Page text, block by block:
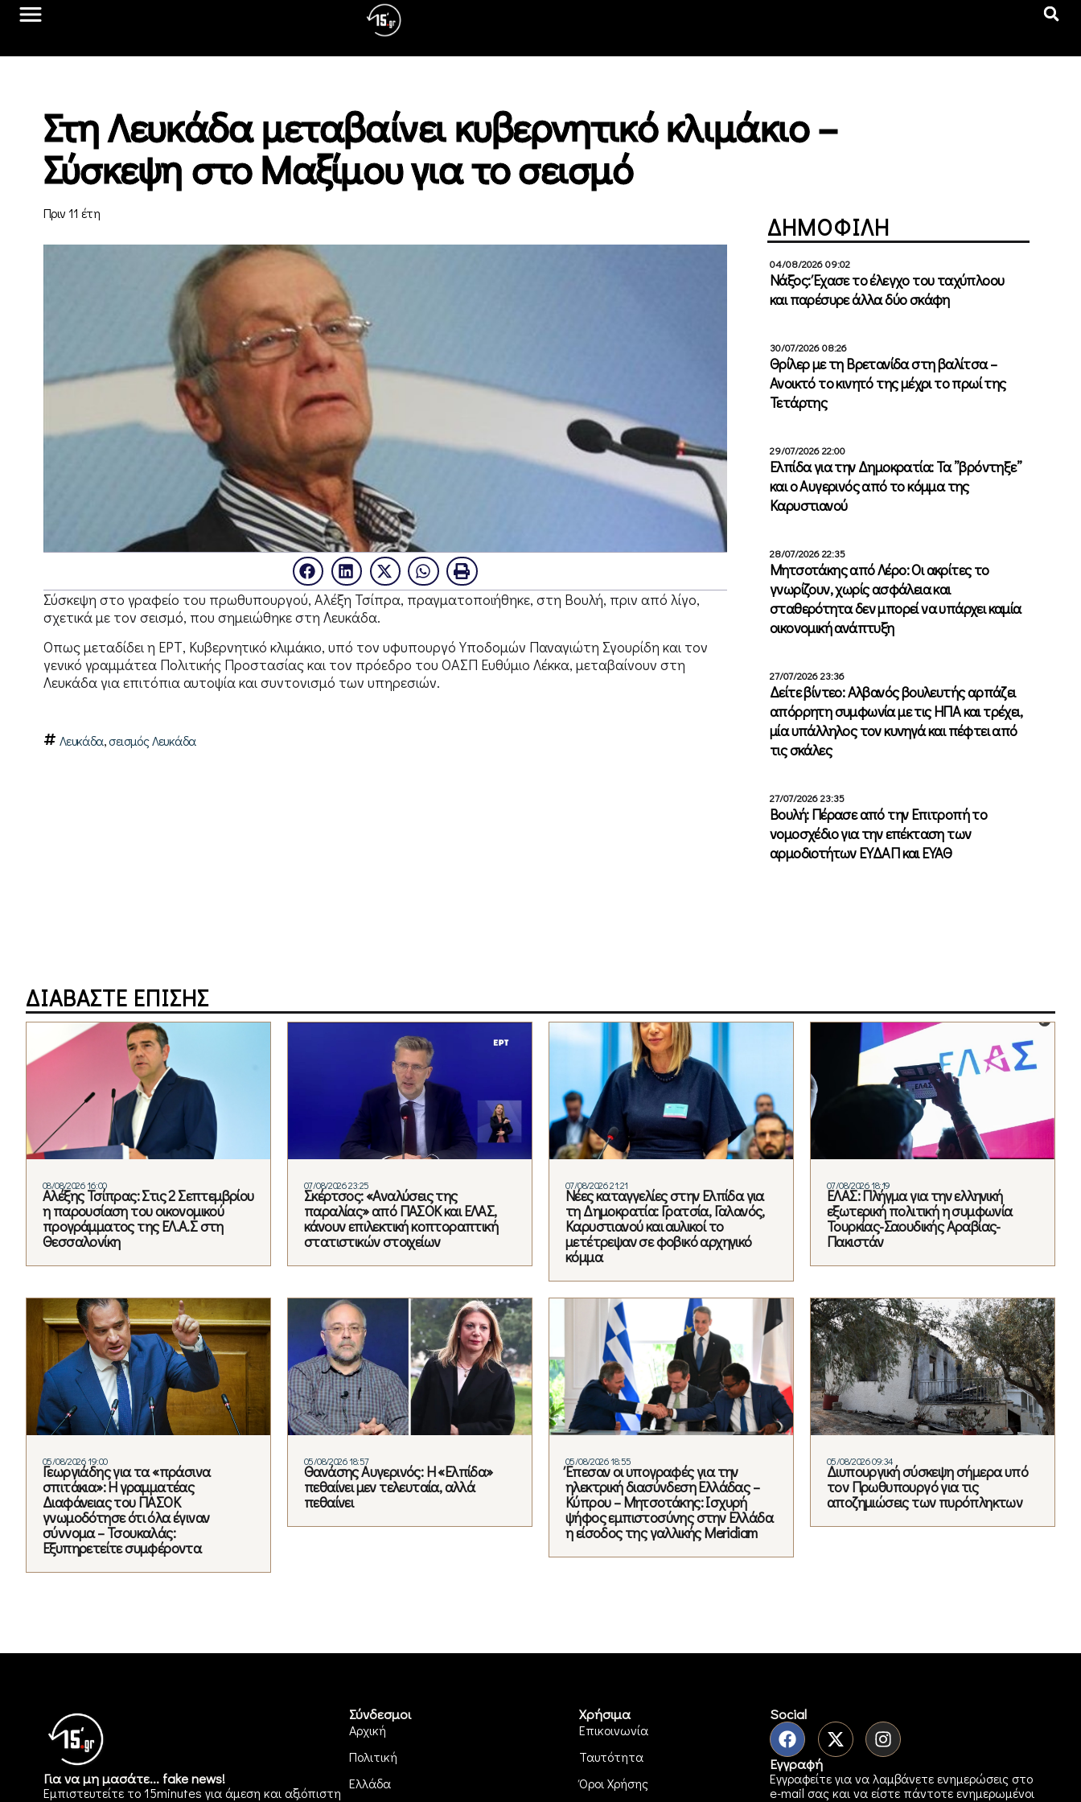
Στη Λευκάδα μεταβαίνει κυβερνητικό κλιμάκιο –
Σύσκεψη στο Μαξίμου για το σεισμό
Πριν 11 έτη
Σύσκεψη στο γραφείο του πρωθυπουργού, Αλέξη Τσίπρα, πραγματοποιήθηκε, στη Βουλή, πριν από λίγο,
σχετικά με τον σεισμό, που σημειώθηκε στη Λευκάδα.
Οπως μεταδίδει η ΕΡΤ, Κυβερνητικό κλιμάκιο, υπό τον υφυπουργό Υποδομών Παναγιώτη Σγουρίδη και τον
γενικό γραμμάτεα Πολιτικής Προστασίας και τον πρόεδρο του ΟΑΣΠ Ευθύμιο Λέκκα, μεταβαίνουν στη
Λευκάδα για επιτόπια αυτοψία και συντονισμό των υπηρεσιών.
Λευκάδα,σεισμός Λευκάδα
ΔΗΜΟΦΙΛΗ
04/08/2026 09:02
Νάξος: Έχασε το έλεγχο του ταχύπλοου
και παρέσυρε άλλα δύο σκάφη
30/07/2026 08:26
Θρίλερ με τη Βρετανίδα στη βαλίτσα –
Ανοικτό το κινητό της μέχρι το πρωί της
Τετάρτης
29/07/2026 22:00
Ελπίδα για την Δημοκρατία: Τα ”βρόντηξε”
και ο Αυγερινός από το κόμμα της
Καρυστιανού
28/07/2026 22:35
Μητσοτάκης από Λέρο: Οι ακρίτες το
γνωρίζουν, χωρίς ασφάλεια και
σταθερότητα δεν μπορεί να υπάρχει καμία
οικονομική ανάπτυξη
27/07/2026 23:36
Δείτε βίντεο: Αλβανός βουλευτής αρπάζει
απόρρητη συμφωνία με τις ΗΠΑ και τρέχει,
μία υπάλληλος τον κυνηγά και πέφτει από
τις σκάλες
27/07/2026 23:35
Βουλή: Πέρασε από την Επιτροπή το
νομοσχέδιο για την επέκταση των
αρμοδιοτήτων ΕΥΔΑΠ και ΕΥΑΘ
ΔΙΑΒΑΣΤΕ ΕΠΙΣΗΣ
08/08/2026 16:00
Αλέξης Τσίπρας: Στις 2 Σεπτεμβρίου
η παρουσίαση του οικονομικού
προγράμματος της ΕΛ.Α.Σ στη
Θεσσαλονίκη
07/08/2026 23:25
Σκέρτσος: «Αναλύσεις της
παραλίας» από ΠΑΣΟΚ και ΕΛΑΣ,
κάνουν επιλεκτική κοπτοραπτική
στατιστικών στοιχείων
07/08/2026 21:21
Νέες καταγγελίες στην Ελπίδα για
τη Δημοκρατία: Γρατσία, Γαλανός,
Καρυστιανού και αυλικοί το
μετέτρεψαν σε φοβικό αρχηγικό
κόμμα
07/08/2026 18:19
ΕΛΑΣ: Πλήγμα για την ελληνική
εξωτερική πολιτική η συμφωνία
Τουρκίας-Σαουδικής Αραβίας-
Πακιστάν
05/08/2026 19:00
Γεωργιάδης για τα «πράσινα
σπιτάκια»: Η γραμματέας
Διαφάνειας του ΠΑΣΟΚ
γνωμοδότησε ότι όλα έγιναν
σύννομα – Τσουκαλάς:
Εξυπηρετείτε συμφέροντα
05/08/2026 18:57
Θανάσης Αυγερινός: Η «Ελπίδα»
πεθαίνει μεν τελευταία, αλλά
πεθαίνει
05/08/2026 18:55
Έπεσαν οι υπογραφές για την
ηλεκτρική διασύνδεση Ελλάδας –
Κύπρου – Μητσοτάκης: Ισχυρή
ψήφος εμπιστοσύνης στην Ελλάδα
η είσοδος της γαλλικής Meridiam
05/08/2026 09:34
Διυπουργική σύσκεψη σήμερα υπό
τον Πρωθυπουργό για τις
αποζημιώσεις των πυρόπληκτων
Για να μη μασάτε... fake news!
Εμπιστευτείτε το 15minutes για άμεση και αξιόπιστη
Σύνδεσμοι
Αρχική
Πολιτική
Ελλάδα
Χρήσιμα
Επικοινωνία
Ταυτότητα
Όροι Χρήσης
Social
Εγγραφή
Εγγραφείτε για να λαμβάνετε ενημερώσεις στο
e-mail σας και να είστε πάντοτε ενημερωμένοι